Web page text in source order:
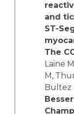
and
ST-
The
Laine
M,
Bultez